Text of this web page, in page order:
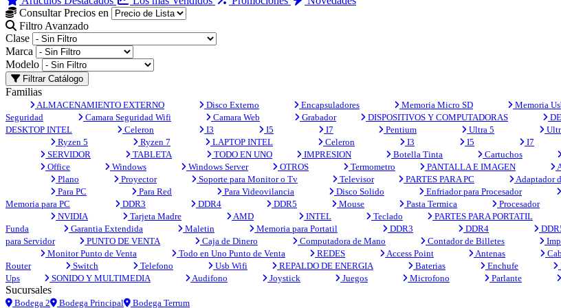
Consultar Precios en
Filtro Avanzado
Clase
Marca
Modelo
Filtrar Catálogo
Familias
ALMACENAMIENTO EXTERNO Disco Externo Encapsuladores Memoria Micro SD Memoria
Seguridad
Camara Seguridad Wifi Camara Web Grabador DISPOSITIVOS Y COMPUTADORAS
DESKTOP INTEL
Celeron I3 I5 I7 Pentium Ultra 5
Ryzen 5
Ryzen 7 LAPTOP INTEL Celeron I3 I5 I7
SERVIDOR
TABLETA TODO EN UNO IMPRESION Botella Tinta Cartuchos
Office
Windows Windows Server OTROS Termometro PANTALLA E IMAGEN
Plano
Proyector Soporte para Monitor o Tv Televisor PARTES PARA PC Adaptador
Para PC
Para Red Para Videovilancia Disco Solido Enfriador para Procesador
Memoria para PC
DDR3 DDR4 DDR5 Mouse Pasta Termica Procesador
NVIDIA
Tarjeta Madre AMD INTEL Teclado PARTES PARA PORTATIL
Funda
Garantia Extendida Maletin Memoria para Portatil DDR3 DDR4
para Servidor
PUNTO DE VENTA Caja de Dinero Computadora de Mano Contador de Billetes
Monitor Punto de Venta
Todo en Uno Punto de Venta REDES Access Point Antenas
Router
Switch Telefono Usb Wifi REPALDO DE ENERGIA Baterias Enchufe
Ups
SONIDO Y MULTIMEDIA Audifono Joystick Juegos Microfono Parlante
Sucursales
Bodega 2 Bodega Principal Bodega Terrum